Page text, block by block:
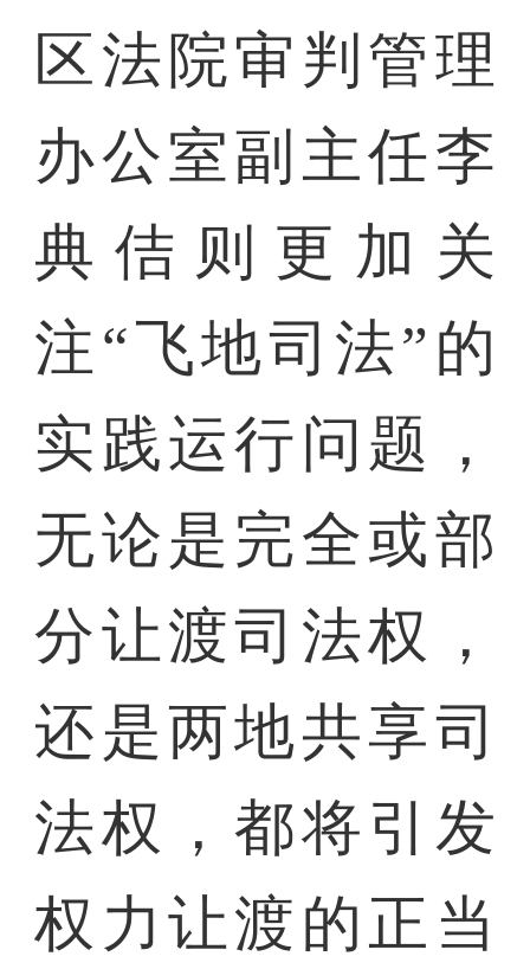
区法院审判管理
办公室副主任李
典佶则更加关
注“飞地司法”的
实践运行问题，
无论是完全或部
分让渡司法权，
还是两地共享司
法权，都将引发
权力让渡的正当